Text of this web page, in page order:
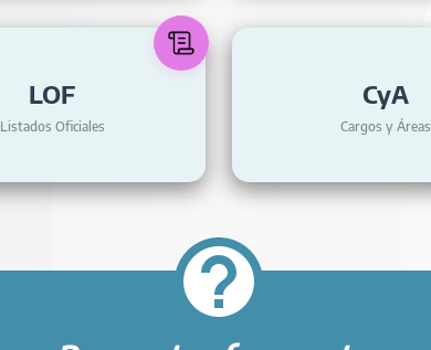
LOF
Listados Oficiales
CyA
Cargos y Áreas